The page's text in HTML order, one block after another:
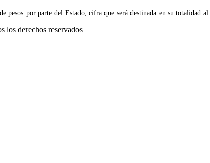
por parte del Estado, cifra que será destinada en su totalidad al
los derechos reservados